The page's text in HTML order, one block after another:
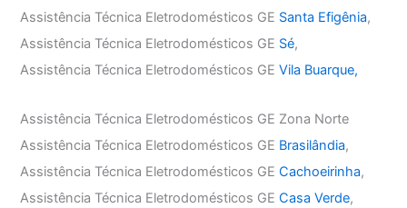
Assistência Técnica Eletrodomésticos GE Santa Efigênia,
Assistência Técnica Eletrodomésticos GE Sé,
Assistência Técnica Eletrodomésticos GEVila Buarque,
Assistência Técnica Eletrodomésticos GE Zona Norte
Assistência Técnica Eletrodomésticos GE Brasilândia,
Assistência Técnica Eletrodomésticos GECachoeirinha,
Assistência Técnica Eletrodomésticos GECasa Verde,